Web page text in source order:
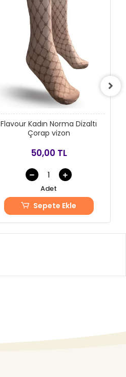
Flavour Kadın Norma Dizaltı
Çorap vizon
50,00 TL
Adet
Sepete Ekle